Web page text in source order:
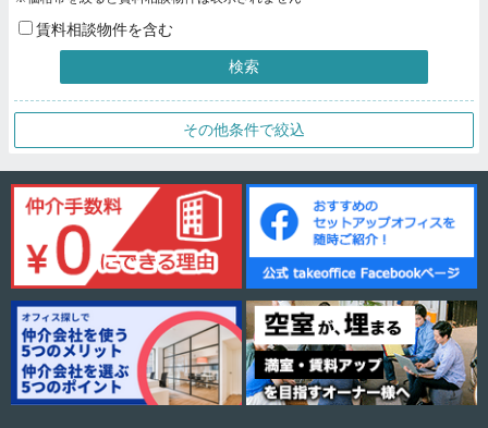
賃料相談物件を含む
検索
その他条件で絞込